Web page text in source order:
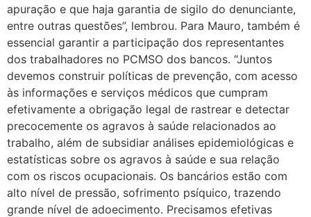
apuração e que haja garantia de sigilo do denunciante,
entre outras questões”, lembrou. Para Mauro, também é
essencial garantir a participação dos representantes
dos trabalhadores no PCMSO dos bancos. “Juntos
devemos construir políticas de prevenção, com acesso
às informações e serviços médicos que cumpram
efetivamente a obrigação legal de rastrear e detectar
precocemente os agravos à saúde relacionados ao
trabalho, além de subsidiar análises epidemiológicas e
estatísticas sobre os agravos à saúde e sua relação
com os riscos ocupacionais. Os bancários estão com
alto nível de pressão, sofrimento psíquico, trazendo
grande nível de adoecimento. Precisamos efetivas